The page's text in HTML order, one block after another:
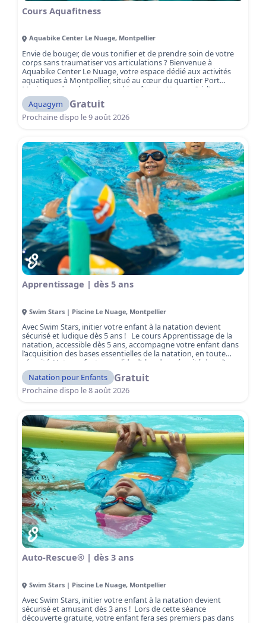
Cours Aquafitness
Aquabike Center Le Nuage, Montpellier
Envie de bouger, de vous tonifier et de prendre soin de votre
corps sans traumatiser vos articulations ? Bienvenue à
Aquabike Center Le Nuage, votre espace dédié aux activités
aquatiques à Montpellier, situé au cœur du quartier Port
Marianne, dans le complexe bien-être Le Nuage. Ici, l’eau
devient votre meilleur allié pour vous remettre en forme, vous
tonifier et vous dépasser, sans impact sur les articulations,
dans un cadre moderne, lumineux et inspirant. Aquabike,
aquagym ou aquamix : trois façons de bouger dans l’eau et de
débutant·e, sportif·ve confirmé·e ou en reprise d’activité, nos
séances sont pensées pour s’adapter à tous les niveaux et à
tous les objectifs.
Aquagym Gratuit
Prochaine dispo le9 août 2026
Apprentissage | dès 5 ans
Swim Stars | Piscine Le Nuage, Montpellier
Avec Swim Stars, initier votre enfant à la natation devient
sécurisé et ludique dès 5 ans ! Le cours Apprentissage de la
natation, accessible dès 5 ans, accompagne votre enfant dans
l’acquisition des bases essentielles de la natation, en toute
sécurité. Votre enfant consolide d’abord sa sécurité dans l’eau,
avant de développer progressivement son autonomie et sa
technique de nage. Encadré par des maîtres-nageurs qualifiés,
il apprend à maîtriser les fondamentaux — respiration,
équilibre et déplacements — pour gagner confiance et aisance
respectent le rythme de chaque enfant.
Réservez dès
maintenant votre séance découverte gratuite et offrez à votre
enfant sa première expérience réussie dans l’eau !
Natation pour Enfants Gratuit
Prochaine dispo le8 août 2026
Auto-Rescue® | dès 3 ans
Swim Stars | Piscine Le Nuage, Montpellier
Avec Swim Stars, initier votre enfant à la natation devient
sécurisé et amusant dès 3 ans ! Lors de cette séance
découverte gratuite, votre enfant fera ses premiers pas dans